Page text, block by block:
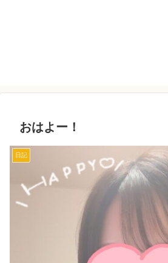
おはよー！
日記